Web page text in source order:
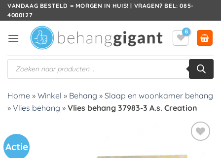
Ga
naar
VANDAAG BESTELD = MORGEN IN HUIS! | VRAGEN? BEL: 085-
4000127
Producten
zoeken
Home » Winkel » Behang » Slaap en woonkamer behang
» Vlies behang » Vlies behang 37983-3 A.s. Creation
Actie